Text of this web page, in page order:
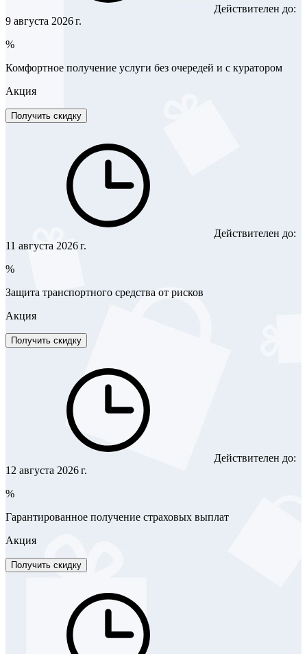
Действителен до:
9 августа 2026 г.
%
Комфортное получение услуги без очередей и с куратором
Акция
Получить скидку
Действителен до:
11 августа 2026 г.
%
Защита транспортного средства от рисков
Акция
Получить скидку
Действителен до:
12 августа 2026 г.
%
Гарантированное получение страховых выплат
Акция
Получить скидку